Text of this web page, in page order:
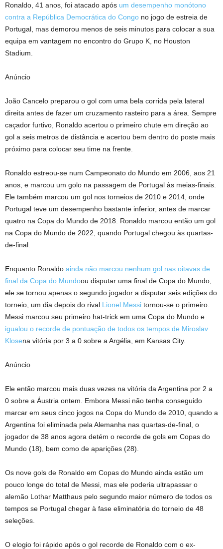
Ronaldo, 41 anos, foi atacado após um desempenho monótono
contra a República Democrática do Congo no jogo de estreia de
Portugal, mas demorou menos de seis minutos para colocar a sua
equipa em vantagem no encontro do Grupo K, no Houston
Stadium.
Anúncio
João Cancelo preparou o gol com uma bela corrida pela lateral
direita antes de fazer um cruzamento rasteiro para a área. Sempre
caçador furtivo, Ronaldo acertou o primeiro chute em direção ao
gol a seis metros de distância e acertou bem dentro do poste mais
próximo para colocar seu time na frente.
Ronaldo estreou-se num Campeonato do Mundo em 2006, aos 21
anos, e marcou um golo na passagem de Portugal às meias-finais.
Ele também marcou um gol nos torneios de 2010 e 2014, onde
Portugal teve um desempenho bastante inferior, antes de marcar
quatro na Copa do Mundo de 2018. Ronaldo marcou então um gol
na Copa do Mundo de 2022, quando Portugal chegou às quartas-
de-final.
Enquanto Ronaldo ainda não marcou nenhum gol nas oitavas de
final da Copa do Mundoou disputar uma final de Copa do Mundo,
ele se tornou apenas o segundo jogador a disputar seis edições do
torneio, um dia depois do rival Lionel Messi tornou-se o primeiro.
Messi marcou seu primeiro hat-trick em uma Copa do Mundo e
igualou o recorde de pontuação de todos os tempos de Miroslav
Klosena vitória por 3 a 0 sobre a Argélia, em Kansas City.
Anúncio
Ele então marcou mais duas vezes na vitória da Argentina por 2 a
0 sobre a Áustria ontem. Embora Messi não tenha conseguido
marcar em seus cinco jogos na Copa do Mundo de 2010, quando a
Argentina foi eliminada pela Alemanha nas quartas-de-final, o
jogador de 38 anos agora detém o recorde de gols em Copas do
Mundo (18), bem como de aparições (28).
Os nove gols de Ronaldo em Copas do Mundo ainda estão um
pouco longe do total de Messi, mas ele poderia ultrapassar o
alemão Lothar Matthaus pelo segundo maior número de todos os
tempos se Portugal chegar à fase eliminatória do torneio de 48
seleções.
O elogio foi rápido após o gol recorde de Ronaldo com o ex-